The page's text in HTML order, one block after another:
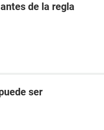
de la regla
ser